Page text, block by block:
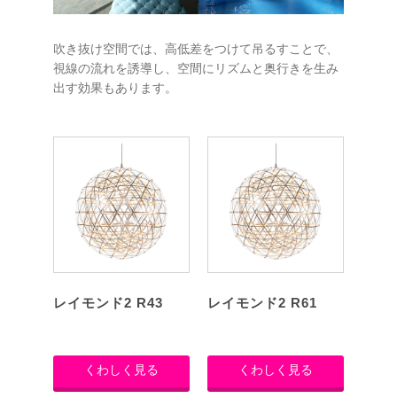
吹き抜け空間では、高低差をつけて吊るすことで、
視線の流れを誘導し、空間にリズムと奥行きを生み
出す効果もあります。
レイモンド2 R43
くわしく見る
レイモンド2 R61
くわしく見る